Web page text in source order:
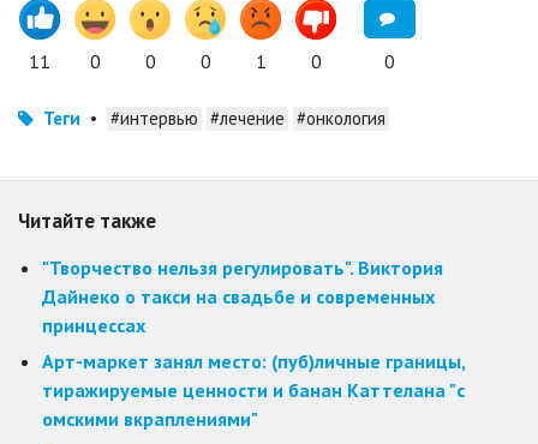
11 0 0 0 1 0 0
Теги • #интервью #лечение #онкология
Читайте также
"Творчество нельзя регулировать". Виктория
Дайнеко о такси на свадьбе и современных
принцессах
Арт-маркет занял место: (пуб)личные границы,
тиражируемые ценности и банан Каттелана "с
омскими вкраплениями"